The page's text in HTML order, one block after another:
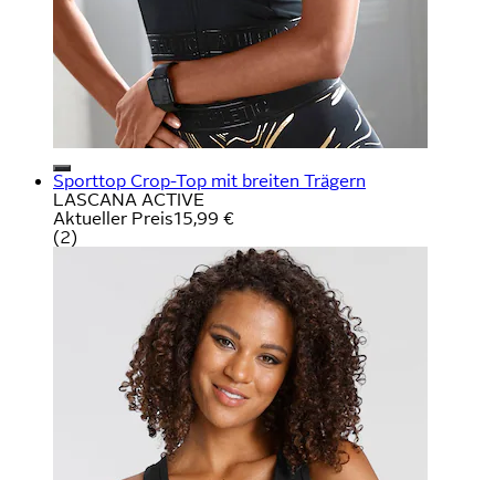
Sporttop Crop-Top mit breiten Trägern
LASCANA ACTIVE
Aktueller Preis15,99 €
(2)